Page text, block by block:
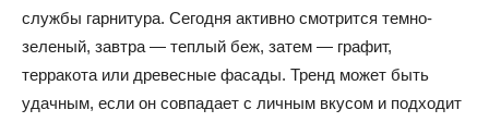
службы гарнитура. Сегодня активно смотрится темно-
зеленый, завтра — теплый беж, затем — графит,
терракота или древесные фасады. Тренд может быть
удачным, если он совпадает с личным вкусом и подходит